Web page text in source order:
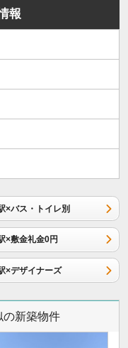
報
×バス・トイレ別
×敷金礼金0円
×デザイナーズ
の新築物件